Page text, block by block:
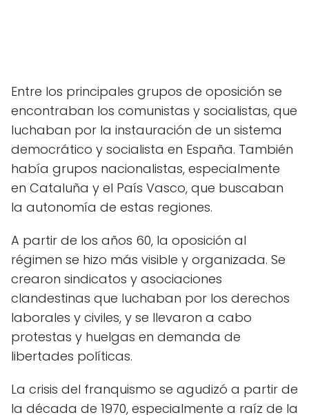
Entre los principales grupos de oposición se
encontraban los comunistas y socialistas, que
luchaban por la instauración de un sistema
democrático y socialista en España. También
había grupos nacionalistas, especialmente
en Cataluña y el País Vasco, que buscaban
la autonomía de estas regiones.
A partir de los años 60, la oposición al
régimen se hizo más visible y organizada. Se
crearon sindicatos y asociaciones
clandestinas que luchaban por los derechos
laborales y civiles, y se llevaron a cabo
protestas y huelgas en demanda de
libertades políticas.
La crisis del franquismo se agudizó a partir de
la década de 1970, especialmente a raíz de la